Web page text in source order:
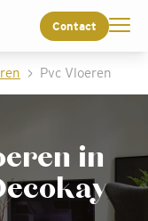
Contact
Pvc Vloeren
in